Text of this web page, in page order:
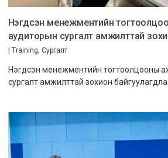
Нэгдсэн менежментийн
аудиторын сургалт амжилттай
Training, Сургалт
Нэгдсэн менежментийн тогтоолцооны
сургалт амжилттай зохион